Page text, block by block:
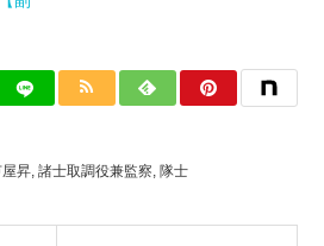
昇, 諸士取調役兼監察, 隊士